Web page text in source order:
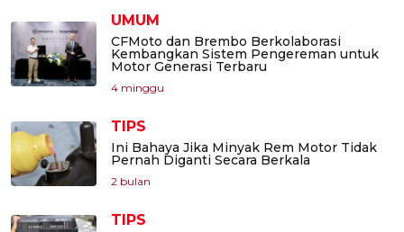
UMUM
CFMoto dan Brembo Berkolaborasi
Kembangkan Sistem Pengereman untuk
Motor Generasi Terbaru
4 minggu
TIPS
Ini Bahaya Jika Minyak Rem Motor Tidak
Pernah Diganti Secara Berkala
2 bulan
TIPS